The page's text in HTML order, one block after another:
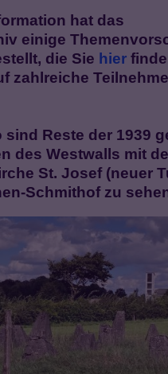
hat das
einige
die Sie hier
zahlreiche
sind Reste der 1939
des Westwalls mit
St. Josef (neuer
Schmithof zu